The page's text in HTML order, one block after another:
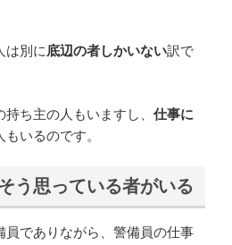
は別に底辺の者しかいない訳で
持ち主の人もいますし、 仕事に
もいるのです。
う思っている者がいる
員でありながら、警備員の仕事